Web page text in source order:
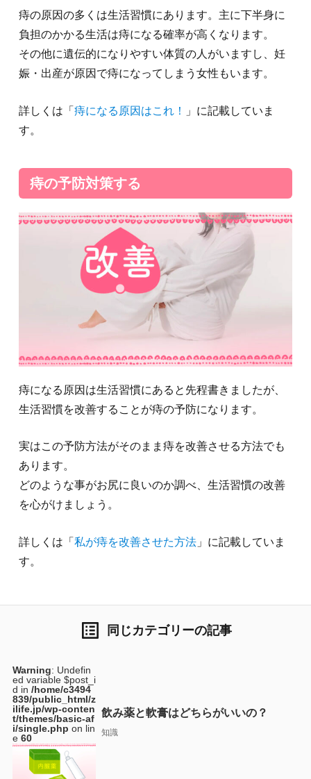
痔の原因の多くは生活習慣にあります。主に下半身に
負担のかかる生活は痔になる確率が高くなります。
その他に遺伝的になりやすい体質の人がいますし、妊
娠・出産が原因で痔になってしまう女性もいます。
詳しくは「 痔になる原因はこれ！
」に記載していま
す。
痔の予防対策する
痔になる原因は生活習慣にあると先程書きましたが、
生活習慣を改善することが痔の予防になります。
実はこの予防方法がそのまま痔を改善させる方法でも
あります。
どのような事がお尻に良いのか調べ、生活習慣の改善
を心がけましょう。
詳しくは「 私が痔を改善させた方法」に記載していま
す。
list_alt 同じカテゴリーの記事
Warning: Undefin
ed variable $post_i
d in /home/c3494
839/public_html/z
ilife.jp/wp-conten
t/themes/basic-af
i/single.php on lin
e 60
飲み薬と軟膏はどちらがいいの？
知識